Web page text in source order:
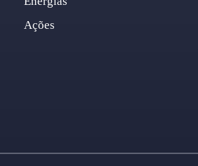
Ações